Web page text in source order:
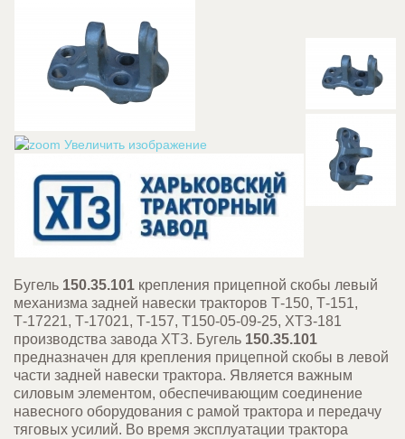
Увеличить изображение
Бугель 150.35.101 крепления прицепной скобы левый
механизма задней навески тракторов Т-150, Т-151,
Т-17221, Т-17021, Т-157, Т150-05-09-25, ХТЗ-181
производства завода ХТЗ. Бугель 150.35.101
предназначен для крепления прицепной скобы в левой
части задней навески трактора. Является важным
силовым элементом, обеспечивающим соединение
навесного оборудования с рамой трактора и передачу
тяговых усилий. Во время эксплуатации трактора